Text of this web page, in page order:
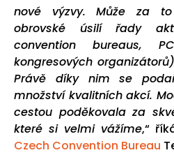
nové výzvy. Může za
obrovské úsilí řady
convention bureaus,
kongresových
Právě díky nim se
množství kvalitních akcí.
cestou poděkovala za
které si velmi vážíme,“
Czech Convention Bureau